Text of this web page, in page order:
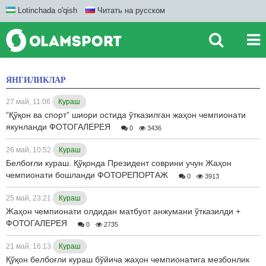
Lotinchada o'qish Читать на русском
ЯНГИЛИКЛАР
27 май, 11:06 Кураш
“Қўқон ва спорт” шиори остида ўтказилган жаҳон чемпионати
якунланди ФОТОГАЛЕРЕЯ
0 3436
26 май, 10:52 Кураш
Белбоғли кураш. Қўқонда Президент соврини учун Жаҳон
чемпионати бошланди ФОТОРЕПОРТАЖ
0 3913
25 май, 23:21 Кураш
Жаҳон чемпионати олдидан матбуот анжумани ўтказилди +
ФОТОГАЛЕРЕЯ
0 2735
21 май, 16:13 Кураш
Қўқон белбоғли кураш бўйича жаҳон чемпионатига мезбонлик